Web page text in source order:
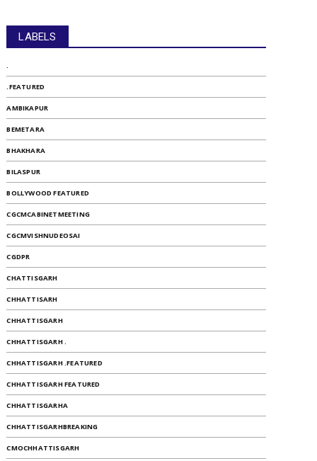
LABELS
.
.FEATURED
AMBIKAPUR
BEMETARA
BHAKHARA
BILASPUR
BOLLYWOOD FEATURED
CGCMCABINETMEETING
CGCMVISHNUDEOSAI
CGDPR
CHATTISGARH
CHHATTISARH
CHHATTISGARH
CHHATTISGARH .
CHHATTISGARH .FEATURED
CHHATTISGARH FEATURED
CHHATTISGARHA
CHHATTISGARHBREAKING
CMOCHHATTISGARH